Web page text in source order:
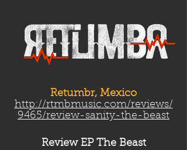
Retumbr, Mexico
http://rtmbmusic.com/reviews/
9465/review-sanity-the-beast
Review EP The Beast